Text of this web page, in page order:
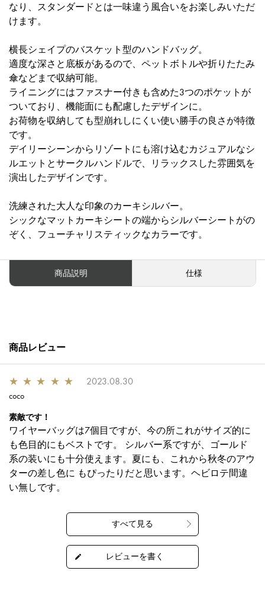
なり、スタンダードとは一味違う風合いをお楽しみいただ
けます。
横長シェイプのバスケット型のハンドバッグ。
適度な深さと底板があるので、ペットボトルや折りたたみ
傘などまで収納可能。
ライニングにはファスナー付きも含めた3つのポケットが
ついており、機能面にも配慮したデザインに。
お荷物を収納しても型崩れしにくい使い勝手の良さが特徴
です。
デイリーシーンからリゾートにも溶け込むカジュアルなシ
ルエットとサークルハンドルで、リラックスした雰囲気を
演出したデザインです。
洗練された大人な印象のカーキシルバー。
シックなマットカーキシートの端からシルバーシートがの
ぞく、フューチャリスティックなカラーです。
商品説明 仕様
商品レビュー
★ ★ ★ ★ ★ 2023.08.30
coco
素敵です！
ワイヤーバッグは7個目ですが、今の所これがサイズ的に
も色目的にもベストです。 シルバー系ですが、ゴールド
系の装いにも十分使えます。夏にも、これから秋冬のアウ
ターの差し色に もぴったりだと思います。ヘビロテ間違
い無しです。